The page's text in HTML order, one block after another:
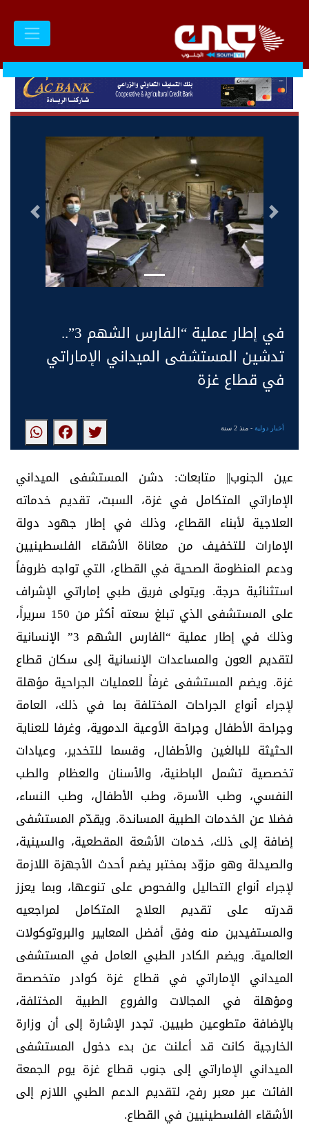
التالى السابق
في إطار عملية “الفارس الشهم 3”..
تدشين المستشفى الميداني الإماراتي
في قطاع غزة
أخبار دولية- منذ 2 سنة
عين الجنوب|| متابعات: دشن المستشفى الميداني
الإماراتي المتكامل في غزة، السبت، تقديم خدماته
العلاجية لأبناء القطاع، وذلك في إطار جهود دولة
الإمارات للتخفيف من معاناة الأشقاء الفلسطينيين
ودعم المنظومة الصحية في القطاع، التي تواجه ظروفاً
استثنائية حرجة. ويتولى فريق طبي إماراتي الإشراف
على المستشفى الذي تبلغ سعته أكثر من 150 سريراً،
وذلك في إطار عملية “الفارس الشهم 3” الإنسانية
لتقديم العون والمساعدات الإنسانية إلى سكان قطاع
غزة. ويضم المستشفى غرفاً للعمليات الجراحية مؤهلة
لإجراء أنواع الجراحات المختلفة بما في ذلك، العامة
وجراحة الأطفال وجراحة الأوعية الدموية، وغرفا للعناية
الحثيثة للبالغين والأطفال، وقسما للتخدير، وعيادات
تخصصية تشمل الباطنية، والأسنان والعظام والطب
النفسي، وطب الأسرة، وطب الأطفال، وطب النساء،
فضلا عن الخدمات الطبية المساندة. ويقدّم المستشفى
إضافة إلى ذلك، خدمات الأشعة المقطعية، والسينية،
والصيدلة وهو مزوّد بمختبر يضم أحدث الأجهزة اللازمة
لإجراء أنواع التحاليل والفحوص على تنوعها، وبما يعزز
قدرته على تقديم العلاج المتكامل لمراجعيه
والمستفيدين منه وفق أفضل المعايير والبروتوكولات
العالمية. ويضم الكادر الطبي العامل في المستشفى
الميداني الإماراتي في قطاع غزة كوادر متخصصة
ومؤهلة في المجالات والفروع الطبية المختلفة،
بالإضافة متطوعين طبيين. تجدر الإشارة إلى أن وزارة
الخارجية كانت قد أعلنت عن بدء دخول المستشفى
الميداني الإماراتي إلى جنوب قطاع غزة يوم الجمعة
الفائت عبر معبر رفح، لتقديم الدعم الطبي اللازم إلى
الأشقاء الفلسطينيين في القطاع.